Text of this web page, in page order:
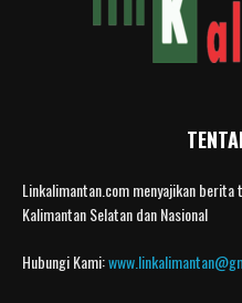
Linkalimantan.com menyajikan
Kalimantan Selatan dan Nasional
Hubungi Kami: